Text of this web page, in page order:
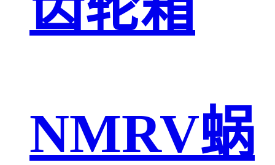
NMRV蜗